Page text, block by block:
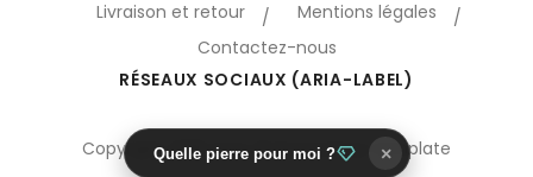
Livraison et retour
Mentions légales
Contactez-nous
RÉSEAUX SOCIAUX (ARIA-LABEL)
Copyright 2018 Oreo © Prestashop template
Quelle pierre pour moi ? ×